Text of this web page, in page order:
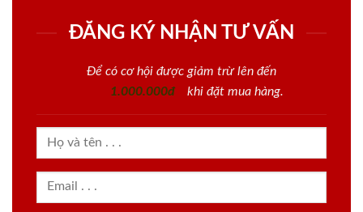
ĐĂNG KÝ NHẬN TƯ VẤN
Để có cơ hội được giảm trừ lên đến
1.000.000đ
khi đặt mua hàng.